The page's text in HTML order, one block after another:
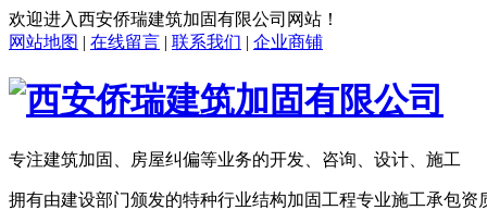
欢迎进入西安侨瑞建筑加固有限公司 网站！
网站地图 | 在线留言 | 联系我们 | 企业商铺
专注建筑加固、房屋纠偏等业务的开发、咨询、设计、施工
拥有由建设部门颁发的特种行业结构加固工程专业施工承包资